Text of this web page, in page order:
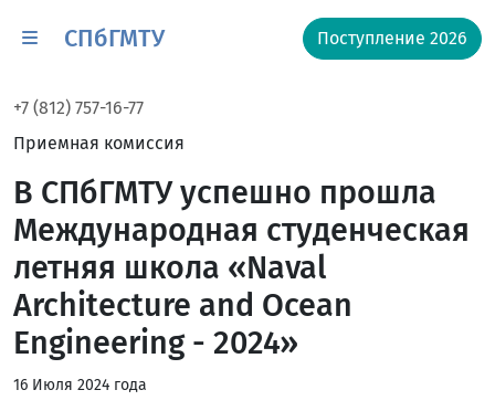
СПбГМТУ Поступление 2026
+7 (812) 757-16-77
Приемная комиссия
В СПбГМТУ успешно прошла
Международная студенческая
летняя школа «Naval
Architecture and Ocean
Engineering - 2024»
16 Июля 2024 года